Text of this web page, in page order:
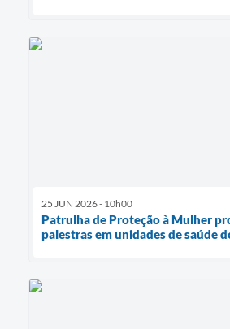
25 JUN 2026 - 10h00
Patrulha de Proteção à Mulher
palestras em unidades de saúde